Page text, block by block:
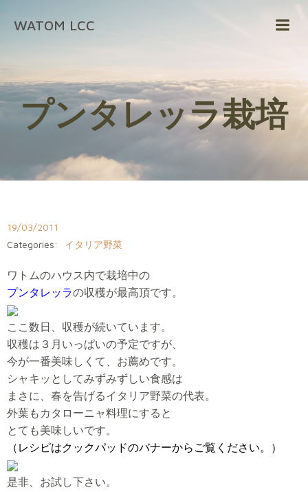
へ
ス
WATOM LCC
プンタレッラ栽培
19/03/2011
Categories:
イタリア野菜
ワトムのハウス内で栽培中の
プンタレッラの収穫が最高頂です。
ここ数日、収穫が続いています。
収穫は３月いっぱいの予定ですが、
今が一番美味しくて、お薦めです。
シャキッとしてみずみずしい食感は
まさに、春を告げるイタリア野菜の代表。
外葉もカタローニャ料理にすると
とても美味しいです。
（レシピはクックパッドのバナーからご覧ください。）
是非、お試し下さい。